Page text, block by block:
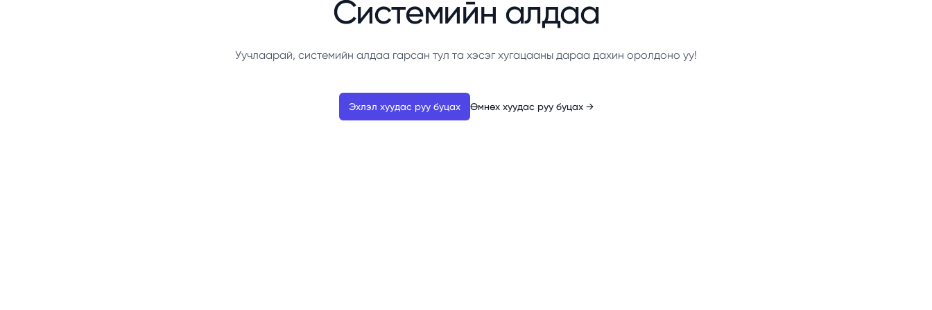
Системийн алдаа
Уучлаарай, системийн алдаа гарсан тул та хэсэг хугацааны дараа дахин оролдоно уу!
Эхлэл хуудас руу буцах Өмнөх хуудас руу буцах →